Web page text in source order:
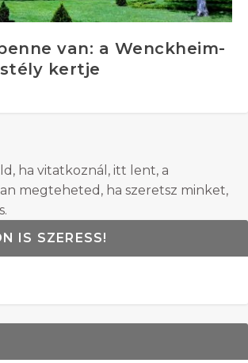
van: a Wenckheim-
kertje
ha vitatkoznál, itt lent, a
megteheted, ha szeretsz minket,
IS SZERESS!